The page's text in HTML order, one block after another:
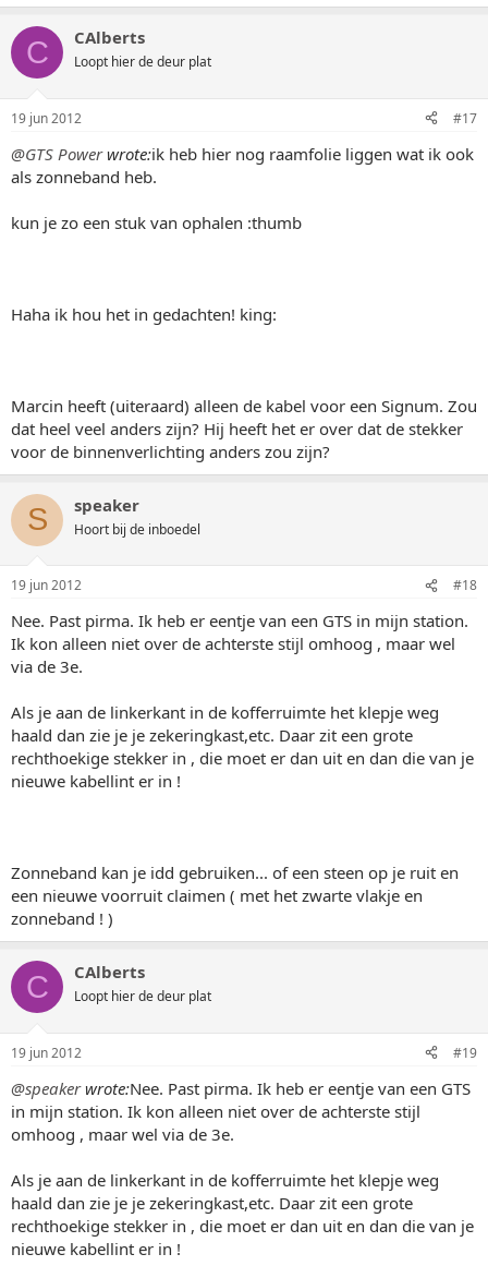
C CAlberts
Loopt hier de deur plat
19 jun 2012 #17
@GTS Powerwrote:ik heb hier nog raamfolie liggen wat ik ook
als zonneband heb.
kun je zo een stuk van ophalen :thumb
Haha ik hou het in gedachten! king:
Marcin heeft (uiteraard) alleen de kabel voor een Signum. Zou
dat heel veel anders zijn? Hij heeft het er over dat de stekker
voor de binnenverlichting anders zou zijn?
S speaker
Hoort bij de inboedel
19 jun 2012 #18
Nee. Past pirma. Ik heb er eentje van een GTS in mijn station.
Ik kon alleen niet over de achterste stijl omhoog , maar wel
via de 3e.
Als je aan de linkerkant in de kofferruimte het klepje weg
haald dan zie je je zekeringkast,etc. Daar zit een grote
rechthoekige stekker in , die moet er dan uit en dan die van je
nieuwe kabellint er in !
Zonneband kan je idd gebruiken... of een steen op je ruit en
een nieuwe voorruit claimen ( met het zwarte vlakje en
zonneband ! )
C CAlberts
Loopt hier de deur plat
19 jun 2012 #19
@speakerwrote:Nee. Past pirma. Ik heb er eentje van een GTS
in mijn station. Ik kon alleen niet over de achterste stijl
omhoog , maar wel via de 3e.
Als je aan de linkerkant in de kofferruimte het klepje weg
haald dan zie je je zekeringkast,etc. Daar zit een grote
rechthoekige stekker in , die moet er dan uit en dan die van je
nieuwe kabellint er in !